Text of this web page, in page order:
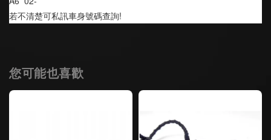
若不清楚可私訊車身號碼查詢!
您可能也喜歡